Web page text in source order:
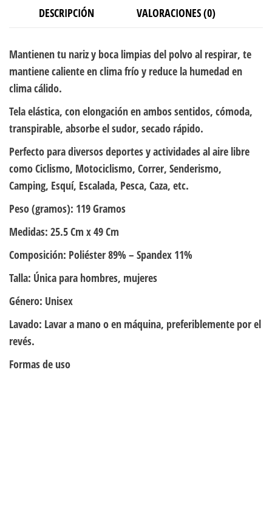
DESCRIPCIÓN VALORACIONES (0)
Mantienen tu nariz y boca limpias del polvo al respirar, te
mantiene caliente en clima frío y reduce la humedad en
clima cálido.
Tela elástica, con elongación en ambos sentidos, cómoda,
transpirable, absorbe el sudor, secado rápido.
Perfecto para diversos deportes y actividades al aire libre
como Ciclismo, Motociclismo, Correr, Senderismo,
Camping, Esquí, Escalada, Pesca, Caza, etc.
Peso (gramos): 119 Gramos
Medidas: 25.5 Cm x 49 Cm
Composición: Poliéster 89% – Spandex 11%
Talla: Única para hombres, mujeres
Género: Unisex
Lavado: Lavar a mano o en máquina, preferiblemente por el
revés.
Formas de uso